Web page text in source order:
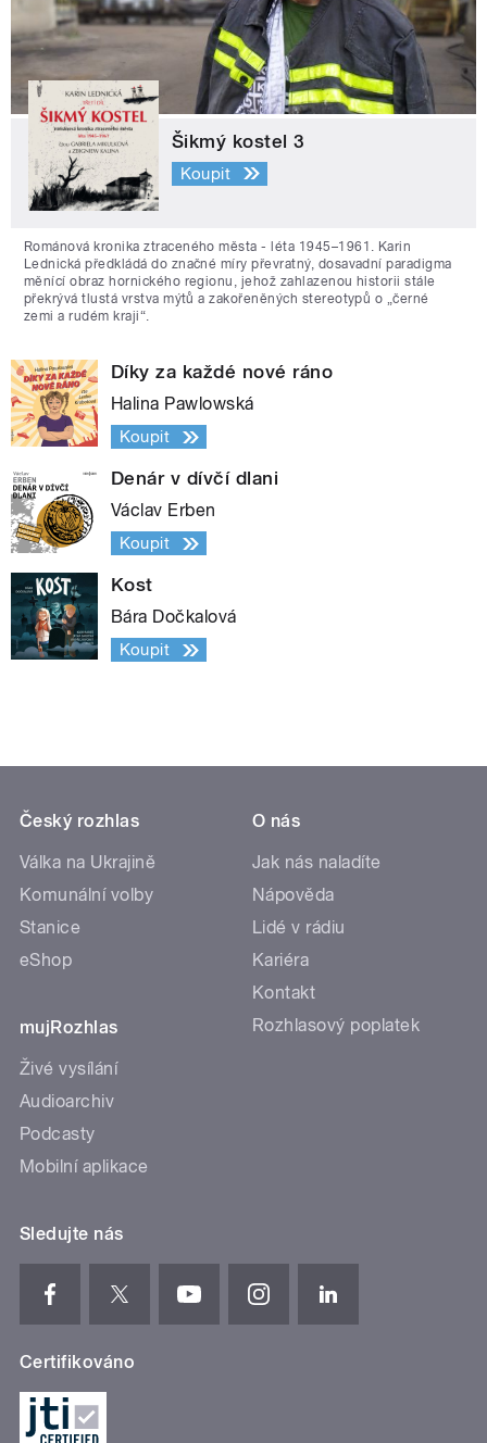
Šikmý kostel 3
Koupit
Románová kronika ztraceného města - léta 1945–1961. Karin
Lednická předkládá do značné míry převratný, dosavadní paradigma
měnící obraz hornického regionu, jehož zahlazenou historii stále
překrývá tlustá vrstva mýtů a zakořeněných stereotypů o „černé
zemi a rudém kraji“.
Díky za každé nové ráno
Halina Pawlowská
Koupit
Denár v dívčí dlani
Václav Erben
Koupit
Kost
Bára Dočkalová
Koupit
Český rozhlas
Válka na Ukrajině
Komunální volby
Stanice
eShop
mujRozhlas
Živé vysílání
Audioarchiv
Podcasty
Mobilní aplikace
O nás
Jak nás naladíte
Nápověda
Lidé v rádiu
Kariéra
Kontakt
Rozhlasový poplatek
Sledujte nás
Certifikováno